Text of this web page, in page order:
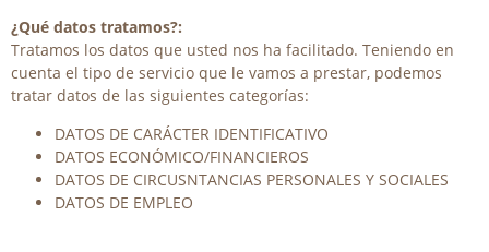
¿Qué datos tratamos?:
Tratamos los datos que usted nos ha facilitado. Teniendo en
cuenta el tipo de servicio que le vamos a prestar, podemos
tratar datos de las siguientes categorías:
DATOS DE CARÁCTER IDENTIFICATIVO
DATOS ECONÓMICO/FINANCIEROS
DATOS DE CIRCUSNTANCIAS PERSONALES Y SOCIALES
DATOS DE EMPLEO